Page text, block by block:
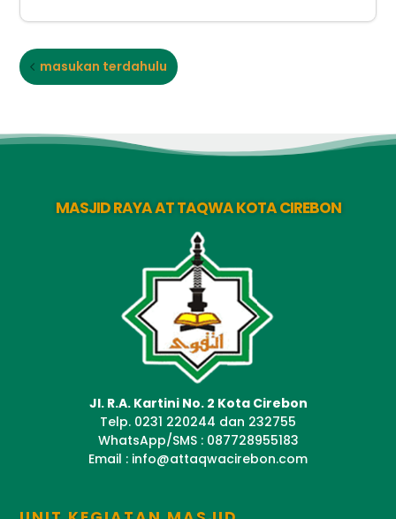
masukan terdahulu
MASJID RAYA AT TAQWA KOTA CIREBON
Jl. R.A. Kartini No. 2 Kota Cirebon
Telp. 0231 220244 dan 232755
WhatsApp/SMS : 087728955183
Email : info@attaqwacirebon.com